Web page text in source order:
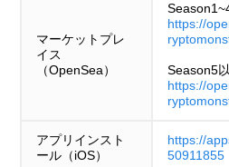
マーケットプレ
イス
（OpenSea）
https://
Season5
https://
アプリインスト
ール（iOS）
https://
50911855